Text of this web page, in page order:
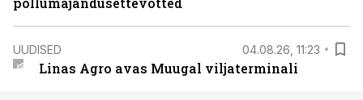
UUDISED 04.08.26, 11:23
Linas Agro avas Muugal viljaterminali